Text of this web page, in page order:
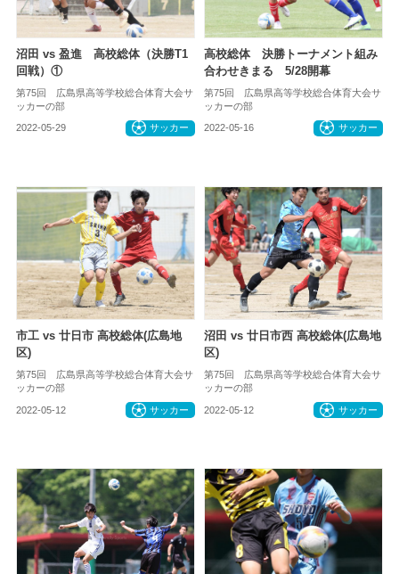
沼田 vs 盈進 高校総体（決勝T1
回戦）①
第75回 広島県高等学校総合体育大会サ
ッカーの部
2022-05-29 サッカー
高校総体 決勝トーナメント組み
合わせきまる 5/28開幕
第75回 広島県高等学校総合体育大会サ
ッカーの部
2022-05-16 サッカー
市工 vs 廿日市 高校総体(広島地
区)
第75回 広島県高等学校総合体育大会サ
ッカーの部
2022-05-12 サッカー
沼田 vs 廿日市西 高校総体(広島地
区)
第75回 広島県高等学校総合体育大会サ
ッカーの部
2022-05-12 サッカー